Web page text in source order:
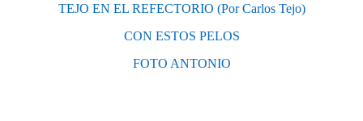
TEJO EN EL REFECTORIO (Por Carlos Tejo)
CON ESTOS PELOS
FOTO ANTONIO